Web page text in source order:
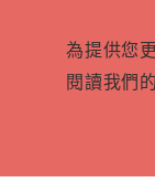
為提供您
閱讀我們的